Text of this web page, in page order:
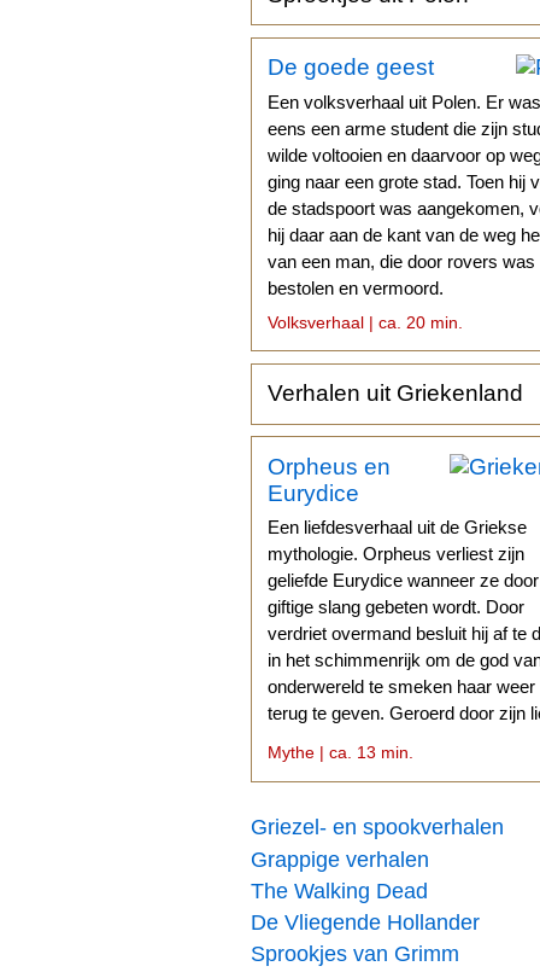
De goede geest
Een volksverhaal uit Polen. Er was
eens een arme student die zijn
wilde voltooien en daarvoor op
ging naar een grote stad. Toen hij
de stadspoort was aangekomen,
hij daar aan de kant van de weg
van een man, die door rovers was
bestolen en vermoord.
Volksverhaal | ca. 20 min.
Verhalen uit Griekenland
Orpheus en
Eurydice
Een liefdesverhaal uit de Griekse
mythologie. Orpheus verliest zijn
geliefde Eurydice wanneer ze
giftige slang gebeten wordt. Door
verdriet overmand besluit hij af te
in het schimmenrijk om de god
onderwereld te smeken haar weer
terug te geven. Geroerd door zijn
Mythe | ca. 13 min.
Griezel- en spookverhalen
Grappige verhalen
The Walking Dead
De Vliegende Hollander
Sprookjes van Grimm